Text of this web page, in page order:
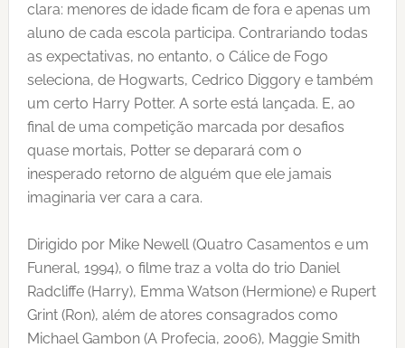
clara: menores de idade ficam de fora e apenas um
aluno de cada escola participa. Contrariando todas
as expectativas, no entanto, o Cálice de Fogo
seleciona, de Hogwarts, Cedrico Diggory e também
um certo Harry Potter. A sorte está lançada. E, ao
final de uma competição marcada por desafios
quase mortais, Potter se deparará com o
inesperado retorno de alguém que ele jamais
imaginaria ver cara a cara.
Dirigido por Mike Newell (Quatro Casamentos e um
Funeral, 1994), o filme traz a volta do trio Daniel
Radcliffe (Harry), Emma Watson (Hermione) e Rupert
Grint (Ron), além de atores consagrados como
Michael Gambon (A Profecia, 2006), Maggie Smith